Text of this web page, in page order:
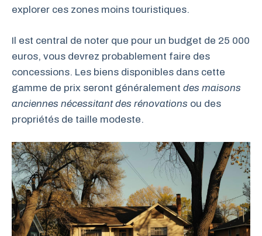
explorer ces zones moins touristiques.
Il est central de noter que pour un budget de 25 000
euros, vous devrez probablement faire des
concessions. Les biens disponibles dans cette
gamme de prix seront généralement des maisons
anciennes nécessitant des rénovations ou des
propriétés de taille modeste.